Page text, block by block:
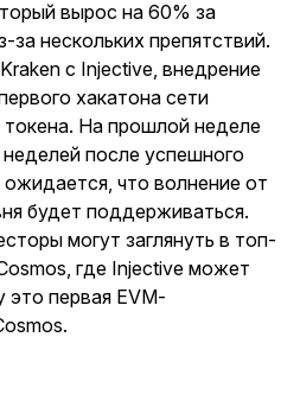
вырос на 60% за
нескольких препятствий.
с Injective, внедрение
хакатона сети
токена. На прошлой неделе
после успешного
что волнение от
будет поддерживаться.
могут заглянуть в топ-
где Injective может
это первая EVM-